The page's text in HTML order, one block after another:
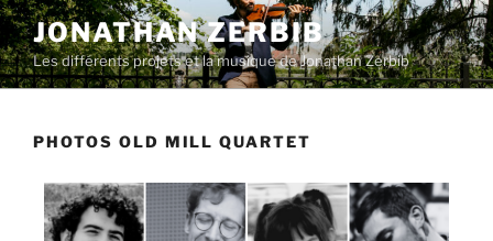
JONATHAN ZERBIB
Les différents projets et la musique de Jonathan Zerbib
PHOTOS OLD MILL QUARTET